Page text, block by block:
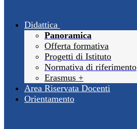
Didattica
Panoramica
Offerta formativa
Progetti di Istituto
Normativa di riferimento
Erasmus +
Area Riservata Docenti
Orientamento